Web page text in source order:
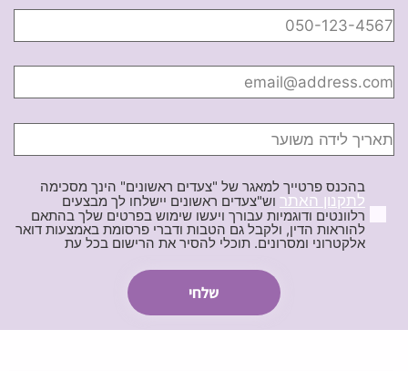
בהכנס פרטייך למאגר של "צעדים ראשונים" הינך מסכימה
לתקנון האתר וש"צעדים ראשונים יישלחו לך מבצעים
רלוונטים ודוגמיות עבורך ויעשו שימוש בפרטים שלך בהתאם
להוראות הדין, ולקבל גם הטבות ודברי פרסומת באמצעות דואר
אלקטרוני ומסרונים. תוכלי להסיר את הרישום בכל עת